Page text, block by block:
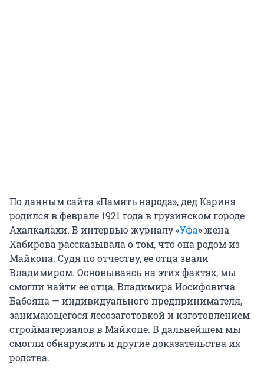
По данным сайта «Память народа», дед Каринэ
родился в феврале 1921 года в грузинском городе
Ахалкалахи. В интервью журналу «Уфа» жена
Хабирова рассказывала о том, что она родом из
Майкопа. Судя по отчеству, ее отца звали
Владимиром. Основываясь на этих фактах, мы
смогли найти ее отца, Владимира Иосифовича
Бабояна — индивидуального предпринимателя,
занимающегося лесозаготовкой и изготовлением
стройматериалов в Майкопе. В дальнейшем мы
смогли обнаружить и другие доказательства их
родства.